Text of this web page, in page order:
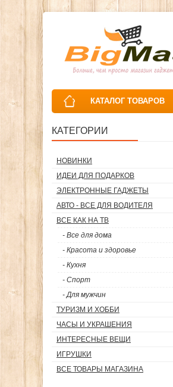
КАТАЛОГ ТОВАРОВ
КАТЕГОРИИ
НОВИНКИ
ИДЕИ ДЛЯ ПОДАРКОВ
ЭЛЕКТРОННЫЕ ГАДЖЕТЫ
АВТО - ВСЕ ДЛЯ ВОДИТЕЛЯ
ВСЕ КАК НА ТВ
- Все для дома
- Красота и здоровье
- Кухня
- Спорт
- Для мужчин
ТУРИЗМ И ХОББИ
ЧАСЫ И УКРАШЕНИЯ
ИНТЕРЕСНЫЕ ВЕЩИ
ИГРУШКИ
ВСЕ ТОВАРЫ МАГАЗИНА